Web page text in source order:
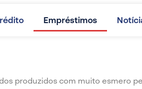
Empréstimos
produzidos com muito esmero